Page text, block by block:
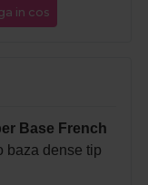
in cos
Base French
baza dense tip